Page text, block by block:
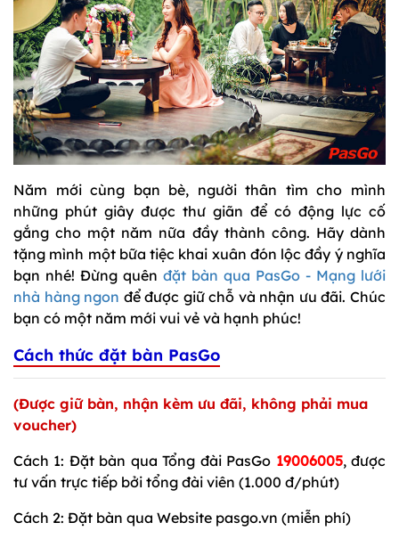
Năm mới cùng bạn bè, người thân tìm cho mình
những phút giây được thư giãn để có động lực cố
gắng cho một năm nữa đầy thành công. Hãy dành
tặng mình một bữa tiệc khai xuân đón lộc đầy ý nghĩa
bạn nhé! Đừng quên đặt bàn qua PasGo - Mạng lưới
nhà hàng ngon để được giữ chỗ và nhận ưu đãi. Chúc
bạn có một năm mới vui vẻ và hạnh phúc!
Cách thức đặt bàn PasGo
(Được giữ bàn, nhận kèm ưu đãi, không phải mua
voucher)
Cách 1: Đặt bàn qua Tổng đài PasGo 19006005, được
tư vấn trực tiếp bởi tổng đài viên (1.000 đ/phút)
Cách 2: Đặt bàn qua Website pasgo.vn (miễn phí)